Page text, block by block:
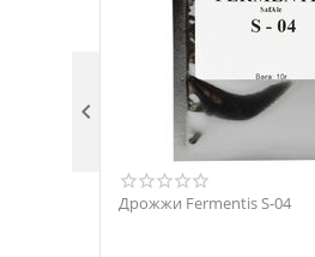
Дрожжи Fermentis S-04
